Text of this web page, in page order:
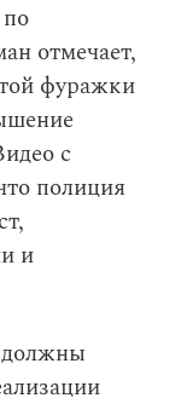
по
отмечает,
фуражки
с
полиция
и
должны